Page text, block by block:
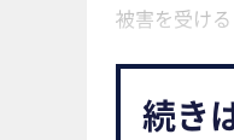
被害を受け
続き